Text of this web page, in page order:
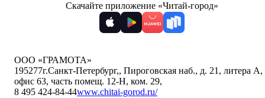
Скачайте приложение «Читай-город»
ООО «ГРАМОТА»
195277г.Санкт-Петербург,, Пироговская наб., д. 21, литера А,
офис 63, часть помещ. 12-Н, ком. 29,
8 495 424-84-44www.chitai-gorod.ru/